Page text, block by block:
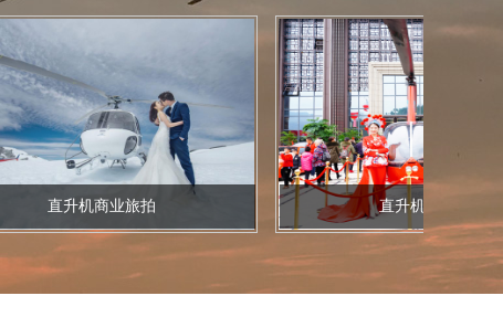
直升机商业旅拍 直升机商业静展